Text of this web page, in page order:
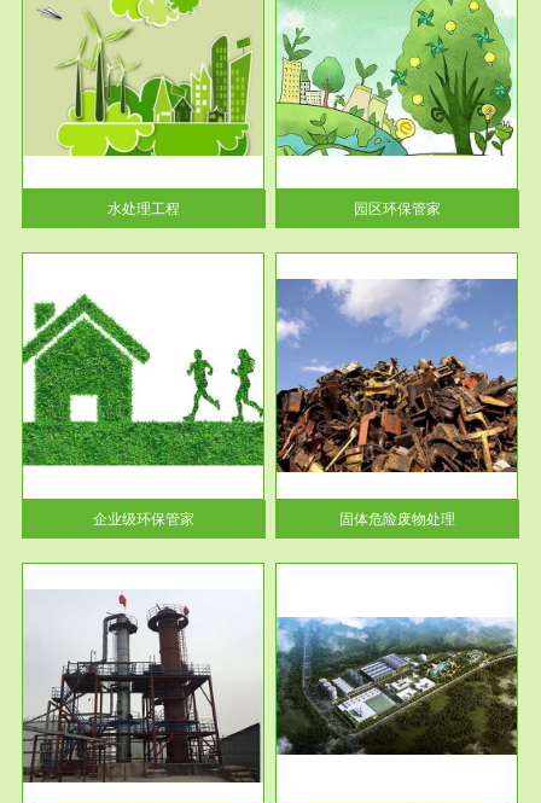
水处理工程
服务范围
园区环保管家
2016 年 4 月，环保部下发《关
于积极发挥环境保护作用促进供
给侧结...
园区环保管家
企业级环保管家
服务范围
固体危险废物处理
固体废物解释：固体废物是指人
们在生产建设、日常生活和其他
活动中...
固体危险废物处理
服务范围
市政固废处理
蔚蓝生态环境科技所从事的市政
废物处理业务包括市政废物的处